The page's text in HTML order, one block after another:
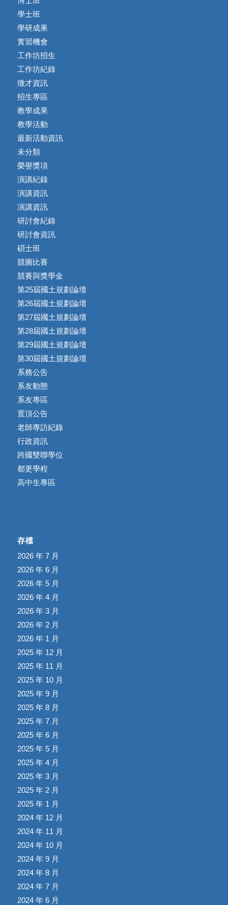
學士班
學研成果
實習機會
工作坊招生
工作坊紀錄
徵才資訊
招生專區
教學成果
教學活動
最新活動資訊
未分類
榮譽獎項
演講紀錄
演講資訊
演講資訊
研討會紀錄
研討會資訊
碩士班
競圖比賽
競賽與獎學金
第25屆國土規劃論壇
第26屆國土規劃論壇
第27屆國土規劃論壇
第28屆國土規劃論壇
第29屆國土規劃論壇
第30屆國土規劃論壇
系務公告
系友動態
系友專區
置頂公告
老師專訪紀錄
行政資訊
跨國雙聯學位
都更學程
高中生專區
存檔
2026 年 7 月
2026 年 6 月
2026 年 5 月
2026 年 4 月
2026 年 3 月
2026 年 2 月
2026 年 1 月
2025 年 12 月
2025 年 11 月
2025 年 10 月
2025 年 9 月
2025 年 8 月
2025 年 7 月
2025 年 6 月
2025 年 5 月
2025 年 4 月
2025 年 3 月
2025 年 2 月
2025 年 1 月
2024 年 12 月
2024 年 11 月
2024 年 10 月
2024 年 9 月
2024 年 8 月
2024 年 7 月
2024 年 6 月